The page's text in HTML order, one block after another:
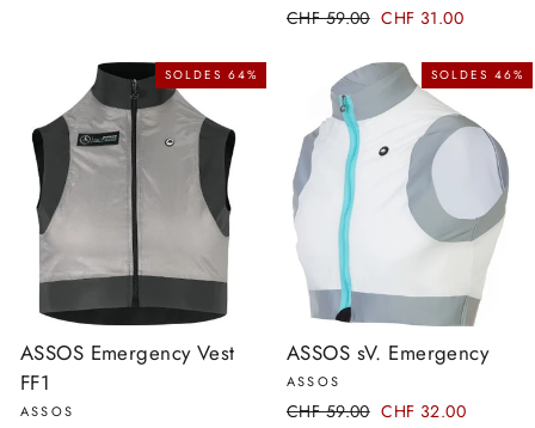
Prix
CHF 59.00 Prix
CHF 31.00
SOLDES 64%
ASSOS Emergency Vest
FF1
ASSOS
SOLDES 46%
ASSOS sV. Emergency
ASSOS
Prix
CHF 59.00 Prix
CHF 32.00